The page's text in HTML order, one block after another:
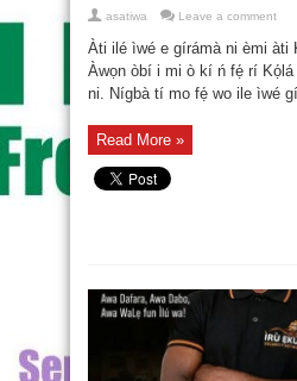
asatiwa Leave a comment
Àti ilé ìwé e gírámà ni èmi àti
Àwọn òbí i mi ò kí ń fẹ́ rí
ni. Nígbà tí mo fẹ́ wo ile ìwé
Read More »